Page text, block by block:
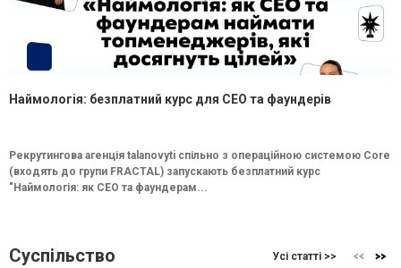
Наймологія: безплатний курс для CEO та фаундерів
Рекрутингова агенція talanovyti спільно з операційною системою Core
(входять до групи FRACTAL) запускають безплатний курс
"Наймологія: як СEO та фаундерам...
Суспільство Усі статті >>